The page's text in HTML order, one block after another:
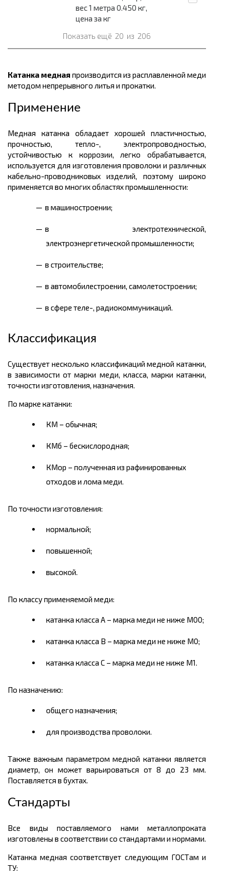
вес 1 метра 0.450 кг,
цена за кг
Показать ещё 20 из 206
Катанка медная производится из расплавленной меди
методом непрерывного литья и прокатки.
Применение
Медная катанка обладает хорошей пластичностью,
прочностью, тепло-, электропроводностью,
устойчивостью к коррозии, легко обрабатывается,
используется для изготовления проволоки и различных
кабельно-проводниковых изделий, поэтому широко
применяется во многих областях промышленности:
в машиностроении;
в электротехнической,
электроэнергетической промышленности;
в строительстве;
в автомобилестроении, самолетостроении;
в сфере теле-, радиокоммуникаций.
Классификация
Существует несколько классификаций медной катанки,
в зависимости от марки меди, класса, марки катанки,
точности изготовления, назначения.
По марке катанки:
КМ – обычная;
КМб – бескислородная;
КМор – полученная из рафинированных
отходов и лома меди.
По точности изготовления:
нормальной;
повышенной;
высокой.
По классу применяемой меди:
катанка класса А – марка меди не ниже М00;
катанка класса В – марка меди не ниже М0;
катанка класса С – марка меди не ниже М1.
По назначению:
общего назначения;
для производства проволоки.
Также важным параметром медной катанки является
диаметр, он может варьироваться от 8 до 23 мм.
Поставляется в бухтах.
Стандарты
Все виды поставляемого нами металлопроката
изготовлены в соответствии со стандартами и нормами.
Катанка медная соответствует следующим ГОСТам и
ТУ: